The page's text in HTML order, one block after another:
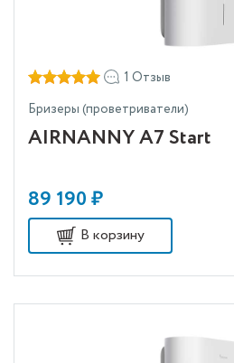
1 Отзыв
Бризеры (проветриватели)
AIRNANNY A7 Start
89 190 ₽
В корзину